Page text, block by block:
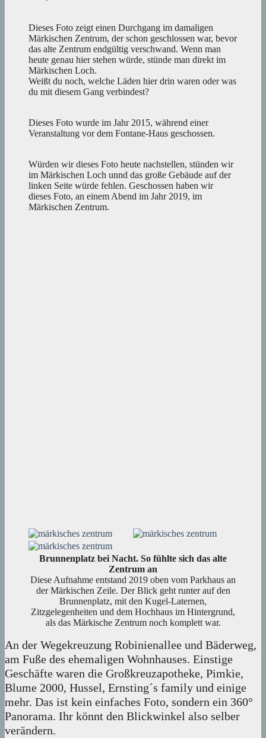
Dieses Foto zeigt einen Durchgang im damaligen
Märkischen Zentrum, der schon geschlossen war, bevor
das alte Zentrum endgültig verschwand. Wenn man
heute genau hier stehen würde, stünde man direkt im
Märkischen Loch.
Weißt du noch, welche Läden hier drin waren oder was
du mit diesem Gang verbindest?
Dieses Foto wurde im Jahr 2015, während einer
Veranstaltung vor dem Fontane-Haus geschossen.
Würden wir dieses Foto heute nachstellen, stünden wir
im Märkischen Loch unnd das große Gebäude auf der
linken Seite würde fehlen. Geschossen haben wir
dieses Foto, an einem Abend im Jahr 2019, im
Märkischen Zentrum.
Brunnenplatz bei Nacht. So fühlte sich das alte
Zentrum an
Diese Aufnahme entstand 2019 oben vom Parkhaus an
der Märkischen Zeile. Der Blick geht runter auf den
Brunnenplatz, mit den Kugel-Laternen,
Zitzgelegenheiten und dem Hochhaus im Hintergrund,
als das Märkische Zentrum noch komplett war.
An der Wegekreuzung Robinienallee und Bäderweg,
am Fuße des ehemaligen Wohnhauses. Einstige
Geschäfte waren die Großkreuzapotheke, Pimkie,
Blume 2000, Hussel, Ernsting´s family und einige
mehr. Das ist kein einfaches Foto, sondern ein 360°
Panorama. Ihr könnt den Blickwinkel also selber
verändern.